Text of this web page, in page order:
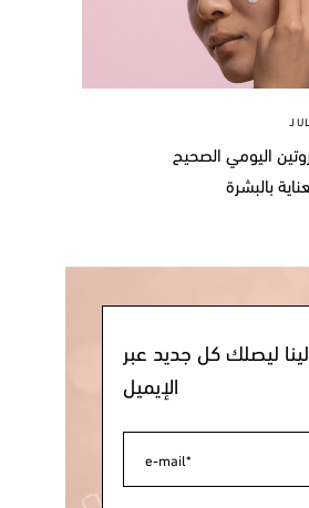
اليومي الصحيح
بالبشرة
ليصلك كل جديد عبر
الإيميل